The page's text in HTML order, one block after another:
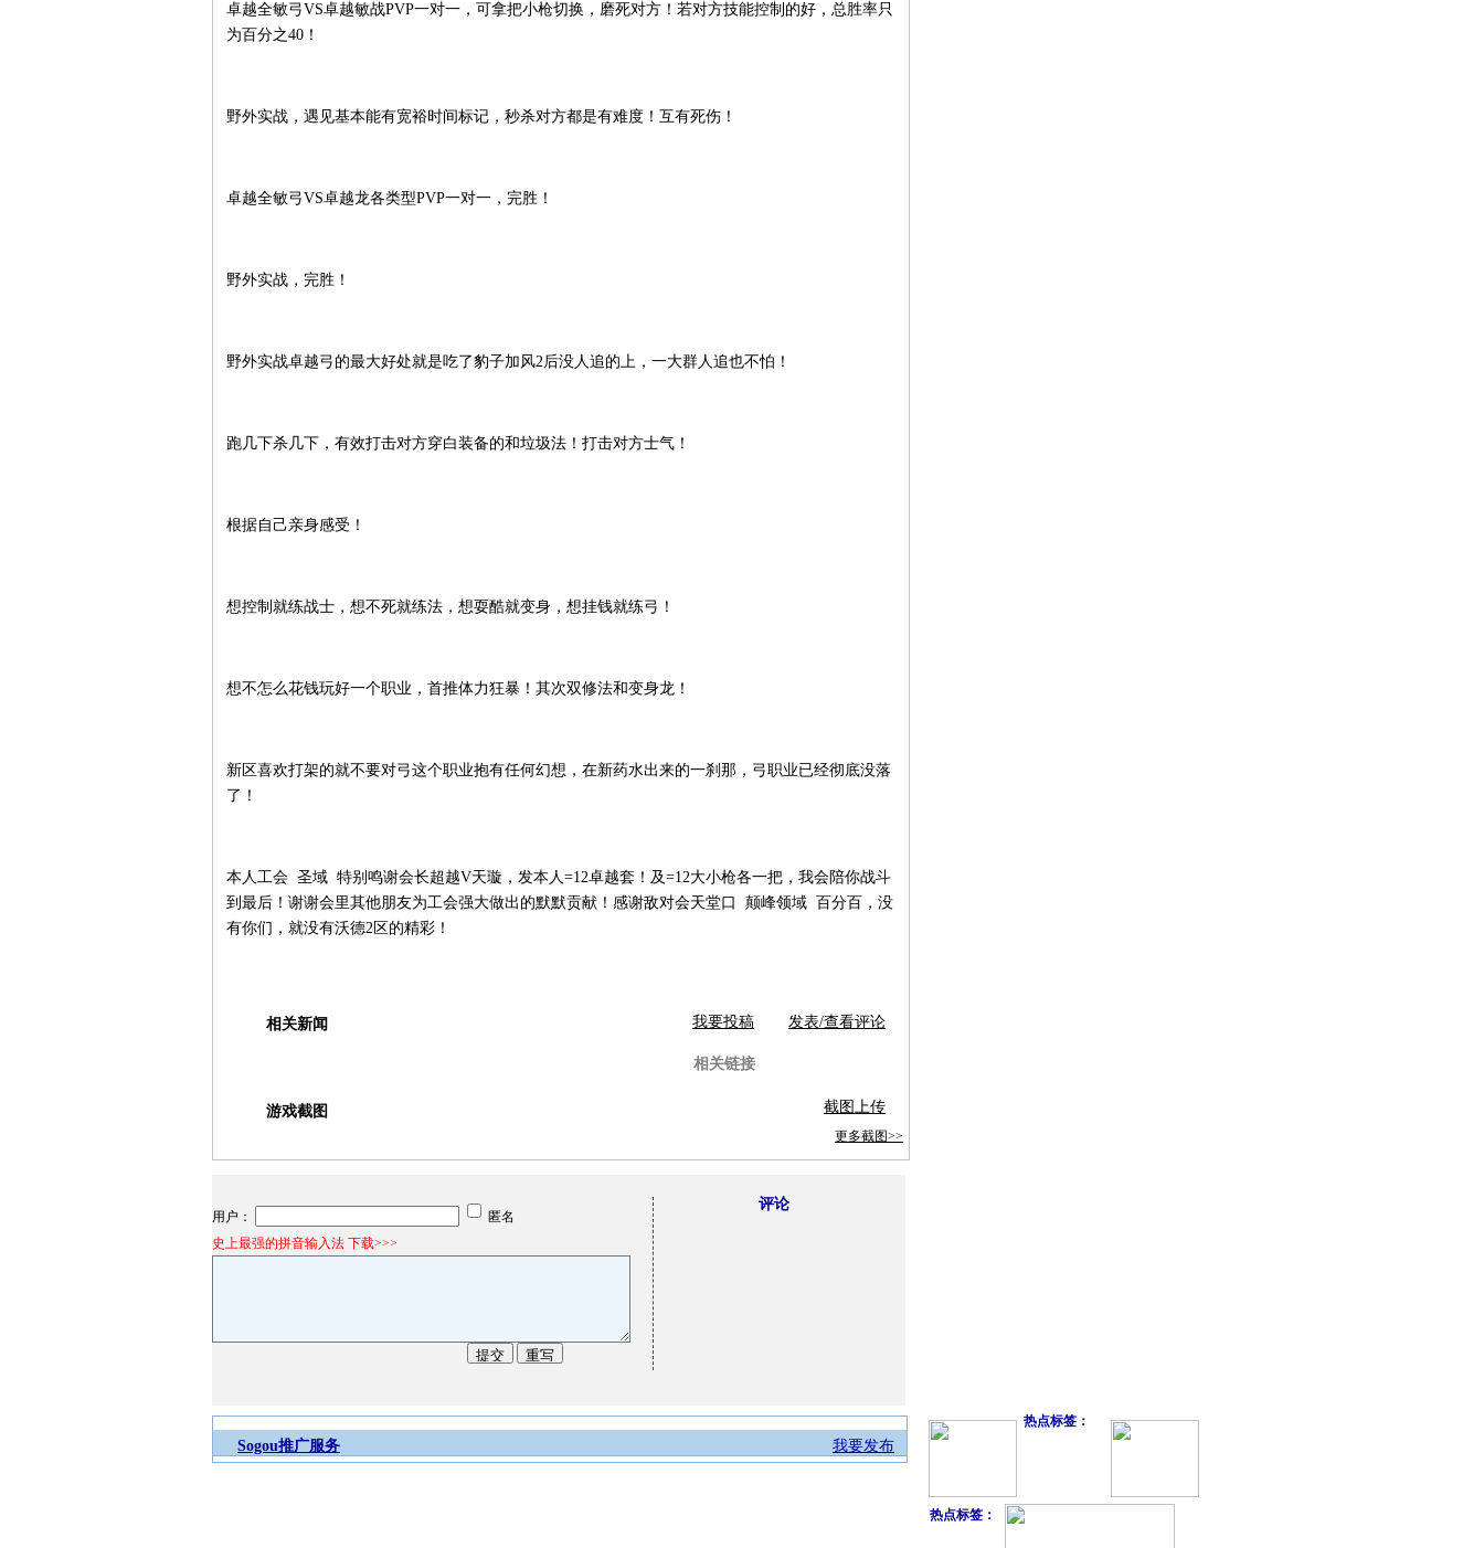
卓越全敏弓VS卓越敏战PVP一对一，可拿把小枪切换，磨死对方！若对方技能控制的好，总胜率只
为百分之40！
野外实战，遇见基本能有宽裕时间标记，秒杀对方都是有难度！互有死伤！
卓越全敏弓VS卓越龙各类型PVP一对一，完胜！
野外实战，完胜！
野外实战卓越弓的最大好处就是吃了豹子加风2后没人追的上，一大群人追也不怕！
跑几下杀几下，有效打击对方穿白装备的和垃圾法！打击对方士气！
根据自己亲身感受！
想控制就练战士，想不死就练法，想耍酷就变身，想挂钱就练弓！
想不怎么花钱玩好一个职业，首推体力狂暴！其次双修法和变身龙！
新区喜欢打架的就不要对弓这个职业抱有任何幻想，在新药水出来的一刹那，弓职业已经彻底没落
了！
本人工会 圣域 特别鸣谢会长超越V天璇，发本人=12卓越套！及=12大小枪各一把，我会陪你战斗
到最后！谢谢会里其他朋友为工会强大做出的默默贡献！感谢敌对会天堂口 颠峰领域 百分百，没
有你们，就没有沃德2区的精彩！
相关新闻 我要投稿 发表/查看评论
相关链接
游戏截图 截图上传
更多截图>>
用户：
匿名
史上最强的拼音输入法 下载>>>
评论
我要发布
Sogou推广服务
热点标签：
热点标签：